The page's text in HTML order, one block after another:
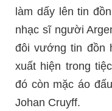
làm dấy lên tin
nhạc sĩ người
đôi vướng tin đồn
xuất hiện trong
đó còn mặc áo
Johan Cruyff.